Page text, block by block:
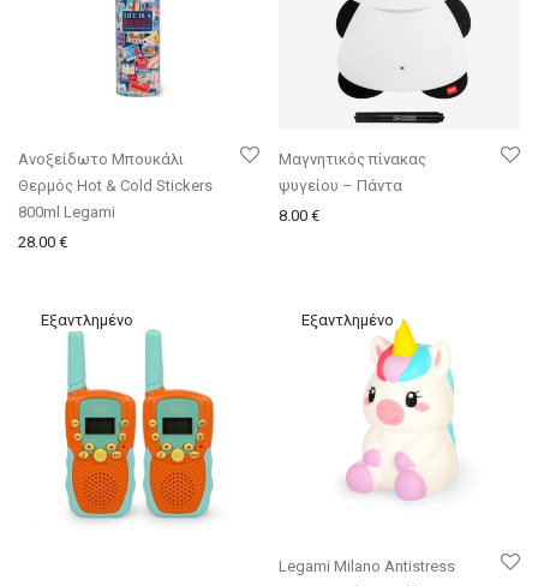
Ανοξείδωτο Μπουκάλι
Θερμός Hot & Cold Stickers
800ml Legami
28.00 €
Μαγνητικός πίνακας
ψυγείου – Πάντα
8.00 €
Legami Milano Antistress